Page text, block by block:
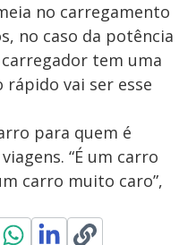
no carregamento
no caso da potência
tem uma
rápido vai ser esse
para quem é
“É um carro
carro muito caro”,